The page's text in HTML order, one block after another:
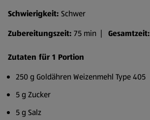
Schwierigkeit: Schwer
Zubereitungszeit: 75 min | Gesamtzeit:
Zutaten für 1 Portion
250 g Goldähren Weizenmehl Type 405
5 g Zucker
5 g Salz